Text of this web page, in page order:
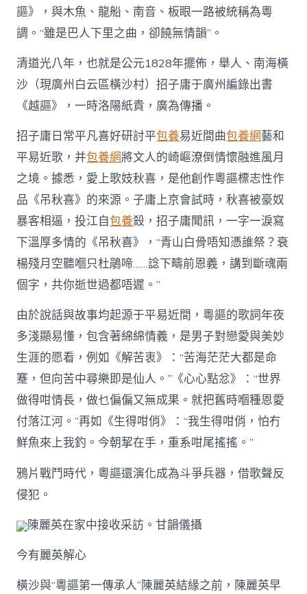
謳》，與木魚、龍船、南音、板眼一路被統稱為粵
調。“雖是巴人下里之曲，卻饒無情韻”。
清道光八年，也就是公元1828年擺佈，舉人、南海橫
沙（現廣州白云區橫沙村）招子庸于廣州編錄出書
《越謳》，一時洛陽紙貴，廣為傳播。
招子庸日常平凡喜好研討平包養易近間曲包養網藝和
平易近歌，并包養網將文人的崎嶇潦倒情懷融進風月
之境。據悉，愛上歌妓秋喜，是他創作粵謳標志性作
品《吊秋喜》的來源。子庸上京會試時，秋喜被豪奴
暴客相逼，投江自包養殺，招子庸聞訊，一字一淚寫
下溫厚多情的《吊秋喜》，“青山白骨唔知憑誰祭？衰
楊殘月空聽嗰只杜鵑啼……諗下疇前恩義，講到斷魂兩
個字，共你逝世過都唔遲。”
由於說話與故事均起源于平易近間，粵謳的歌詞年夜
多淺顯易懂，包含著綿綿情義，是男子對戀愛與美妙
生涯的愿看，例如《解苦衷》：“苦海茫茫大都是命
蹇，但向苦中尋樂即是仙人。”《心心點忿》：“世界
做得咁情長，做乜偏偏又無成果。就把舊時嗰種恩愛
付落江河。”再如《生得咁俏》：“我生得咁俏，怕冇
鮮魚來上我釣。今朝挈在手，重系咁尾搖搖。”
鴉片戰鬥時代，粵謳還演化成為斗爭兵器，借歌聲反
侵犯。
陳麗英在家中接收采訪。甘韻儀攝
今有麗英解心
橫沙與“粵謳第一傳承人”陳麗英結緣之前，陳麗英早